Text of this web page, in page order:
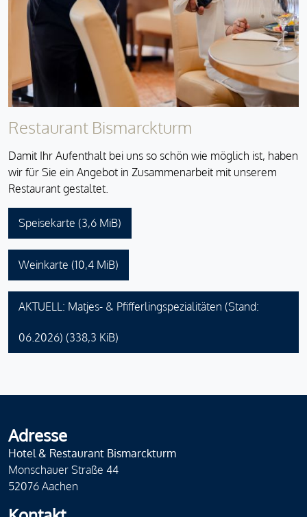
Restaurant Bismarckturm
Damit Ihr Aufenthalt bei uns so schön wie möglich ist, haben
wir für Sie ein Angebot in Zusammenarbeit mit unserem
Restaurant gestaltet.
Speisekarte (3,6 MiB)
Weinkarte (10,4 MiB)
AKTUELL: Matjes- & Pfifferlingspezialitäten (Stand:
06.2026) (338,3 KiB)
Adresse
Hotel & Restaurant Bismarckturm
Monschauer Straße 44
52076 Aachen